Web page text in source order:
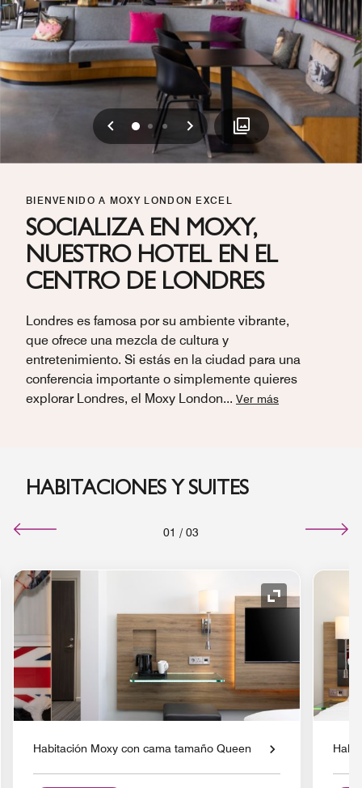
Anterior
0 12 Siguiente
BIENVENIDO A MOXY LONDON EXCEL
SOCIALIZA EN MOXY,
NUESTRO HOTEL EN EL
CENTRO DE LONDRES
Londres es famosa por su ambiente vibrante,
que ofrece una mezcla de cultura y
entretenimiento. Si estás en la ciudad para una
conferencia importante o simplemente quieres
explorar Londres, el Moxy London... Ver más
HABITACIONES Y SUITES
01 / 03
de expansión Icono de
Habitación Moxy con cama tamaño Queen